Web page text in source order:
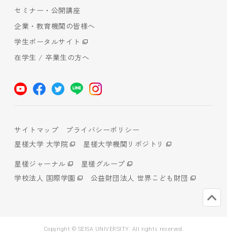
セミナー・公開講座
企業・教育機関の皆様へ
学生ポータルサイト
在学生 / 卒業生の方へ
サイトマップ
プライバシーポリシー
星槎大学 大学院
星槎大学機関リポジトリ
星槎ジャーナル
星槎グループ
学校法人 国際学園
公益財団法人 世界こども財団
Copyright © SEISA UNIVERSITY. All rights reserved.